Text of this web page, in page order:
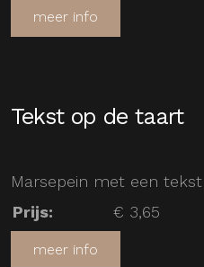
meer info
Tekst op de taart
Marsepein met een
Prijs: € 3,65
meer info